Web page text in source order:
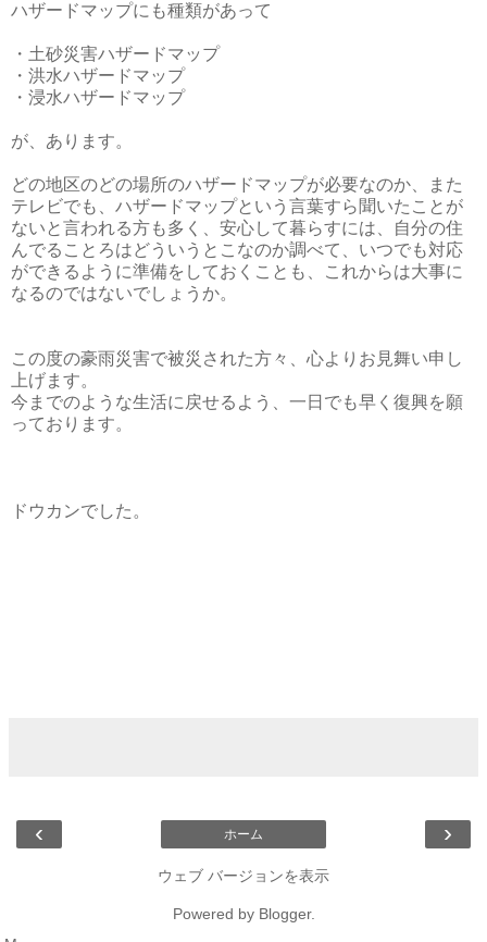
ハザードマップにも種類があって
・土砂災害ハザードマップ
・洪水ハザードマップ
・浸水ハザードマップ
が、あります。
どの地区のどの場所のハザードマップが必要なのか、また
テレビでも、ハザードマップという言葉すら聞いたことが
ないと言われる方も多く、安心して暮らすには、自分の住
んでることろはどういうとこなのか調べて、いつでも対応
ができるように準備をしておくことも、これからは大事に
なるのではないでしょうか。
この度の豪雨災害で被災された方々、心よりお見舞い申し
上げます。
今までのような生活に戻せるよう、一日でも早く復興を願
っております。
ドウカンでした。
‹ ›
ホーム
ウェブ バージョンを表示
Powered by Blogger.